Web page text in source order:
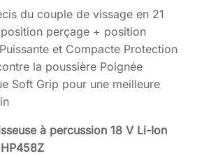
du couple de vissage en 21
perçage + position
et Compacte Protection
la poussière Poignée
Soft Grip pour une meilleure
à percussion 18 V Li-Ion